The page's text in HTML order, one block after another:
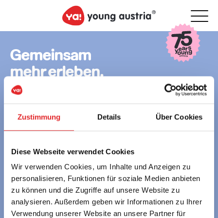
Zustimmung Details Über Cookies
Diese Webseite verwendet Cookies
Wir verwenden Cookies, um Inhalte und Anzeigen zu
personalisieren, Funktionen für soziale Medien anbieten
zu können und die Zugriffe auf unsere Website zu
analysieren. Außerdem geben wir Informationen zu Ihrer
Verwendung unserer Website an unsere Partner für
Gemeinsam
mehr erleben.
young austria – Österreichs Erlebnisgästehäuser
Alpenstraße 108a • 5020 Salzburg • Austria
servus@youngaustria.com
+43 662 62 57 58
Unsere ReiseexpertInnen beraten Sie gerne persönlich:
MO bis DO 7:30 – 16:00 Uhr | FR 7:30 – 14:00 Uhr